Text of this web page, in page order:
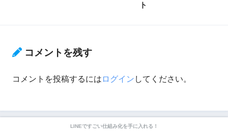
ト
コメントを残す
コメントを投稿するには ログイン してください。
LINEですごい仕組み化を手に入れる！